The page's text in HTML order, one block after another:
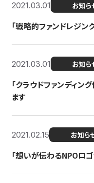
2021.03.01 お知ら
「戦略的ファンドレジン
2021.03.01 お知ら
「クラウドファンディ
ます
2021.02.15 お知ら
「想いが伝わるNPOロ